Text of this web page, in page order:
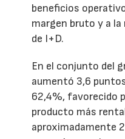
beneficios
margen bruto y a
de I+D.
En el conjunto del
aumentó 3,6
62,4%, favorecido
producto más
aproximadamente